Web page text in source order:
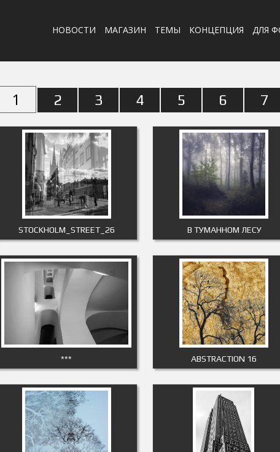
НОВОСТИ МАГАЗИН ТЕМЫ КОНЦЕПЦИЯ ДЛЯ
1 2 3 4 5 6 7
STOCKHOLM_STREET_26 В ТУМАННОМ ЛЕСУ
*** ABSTRACTION 16